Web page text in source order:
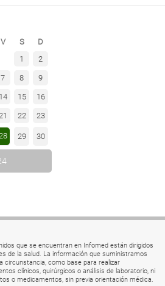
V S
D
1
2
7 8 9
14 15 16
22 23
29 30
que se encuentran en Infomed están dirigidos
de la salud. La información que suministramos
circunstancia, como base para realizar
clínicos, quirúrgicos o análisis de laboratorio, ni
o medicamentos, sin previa orientación médica.